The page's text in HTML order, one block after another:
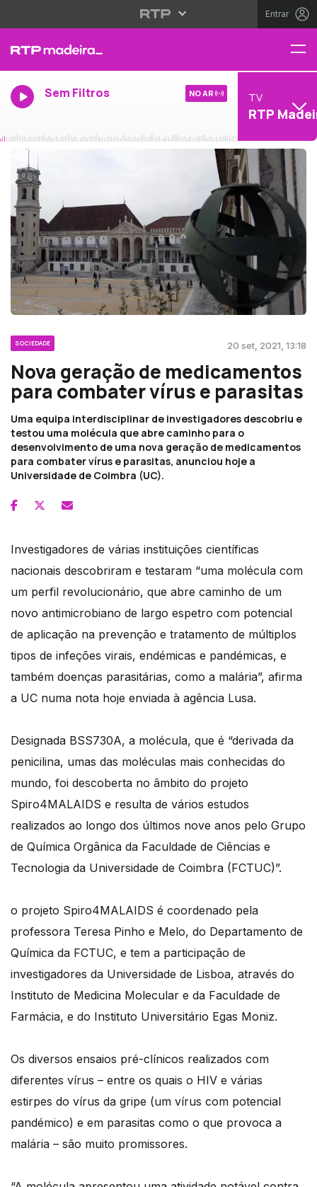
Entrar
Sem Filtros NO AR TV
RTP
SOCIEDADE 20 set, 2021, 13:18
Nova geração de medicamentos
para combater vírus e parasitas
Uma equipa interdisciplinar de investigadores descobriu e
testou uma molécula que abre caminho para o
desenvolvimento de uma nova geração de medicamentos
para combater vírus e parasitas, anunciou hoje a
Universidade de Coimbra (UC).
Investigadores de várias instituições científicas
nacionais descobriram e testaram “uma molécula com
um perfil revolucionário, que abre caminho de um
novo antimicrobiano de largo espetro com potencial
de aplicação na prevenção e tratamento de múltiplos
tipos de infeções virais, endémicas e pandémicas, e
também doenças parasitárias, como a malária”, afirma
a UC numa nota hoje enviada à agência Lusa.
Designada BSS730A, a molécula, que é “derivada da
penicilina, umas das moléculas mais conhecidas do
mundo, foi descoberta no âmbito do projeto
Spiro4MALAIDS e resulta de vários estudos
realizados ao longo dos últimos nove anos pelo Grupo
de Química Orgânica da Faculdade de Ciências e
Tecnologia da Universidade de Coimbra (FCTUC)”.
o projeto Spiro4MALAIDS é coordenado pela
professora Teresa Pinho e Melo, do Departamento de
Química da FCTUC, e tem a participação de
investigadores da Universidade de Lisboa, através do
Instituto de Medicina Molecular e da Faculdade de
Farmácia, e do Instituto Universitário Egas Moniz.
Os diversos ensaios pré-clínicos realizados com
diferentes vírus – entre os quais o HIV e várias
estirpes do vírus da gripe (um vírus com potencial
pandémico) e em parasitas como o que provoca a
malária – são muito promissores.